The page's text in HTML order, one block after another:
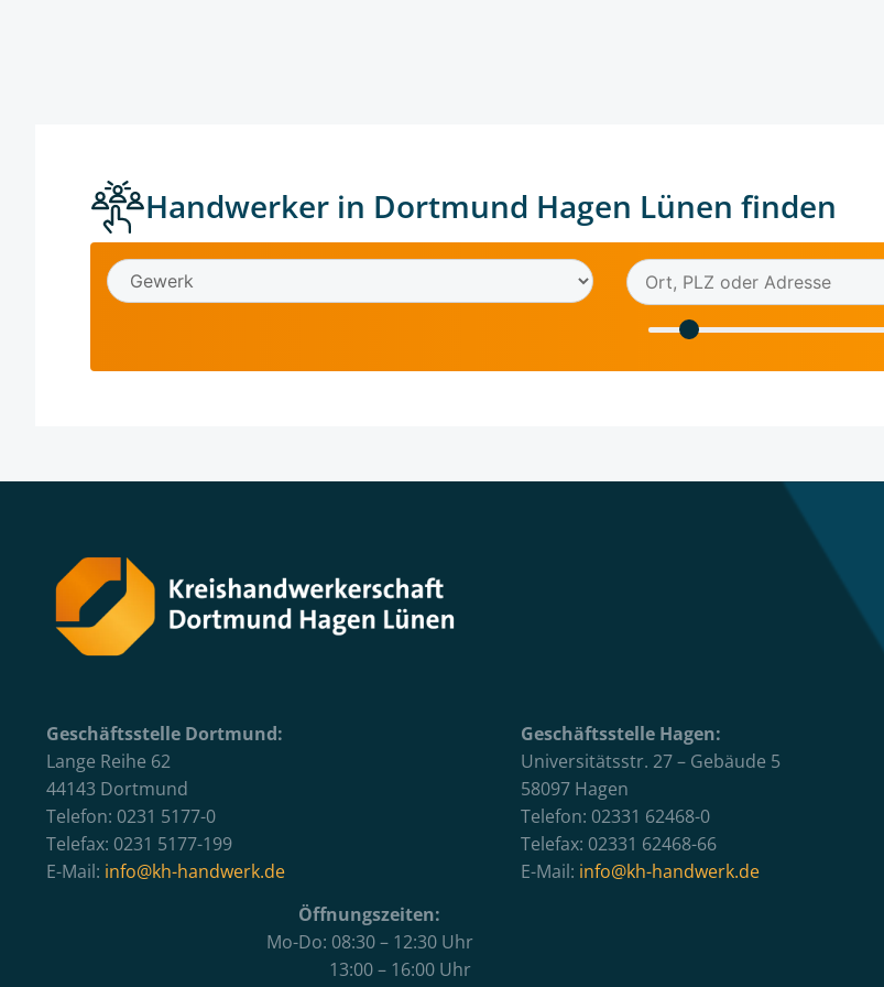
Handwerker in Dortmund Hagen Lünen finden
Geschäftsstelle Dortmund:
Lange Reihe 62
44143 Dortmund
Telefon: 0231 5177-0
Telefax: 0231 5177-199
E-Mail: info@kh-handwerk.de
Geschäftsstelle Hagen:
Universitätsstr. 27 – Gebäude 5
58097 Hagen
Telefon: 02331 62468-0
Telefax: 02331 62468-66
E-Mail: info@kh-handwerk.de
Öffnungszeiten:
Mo-Do: 08:30 – 12:30 Uhr
13:00 – 16:00 Uhr